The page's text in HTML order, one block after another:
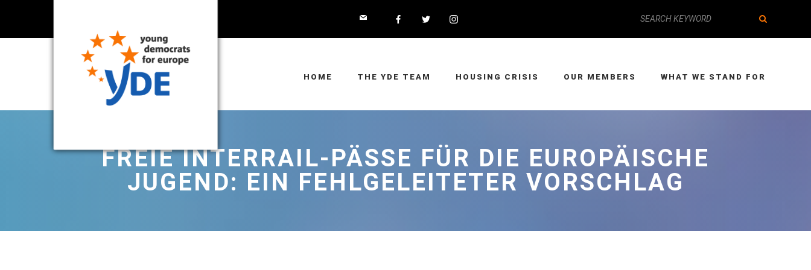
HOME THE YDE TEAM HOUSING CRISIS OUR MEMBERS WHAT WE STAND FOR
FREIE INTERRAIL-PÄSSE FÜR DIE EUROPÄISCHE
JUGEND: EIN FEHLGELEITETER VORSCHLAG